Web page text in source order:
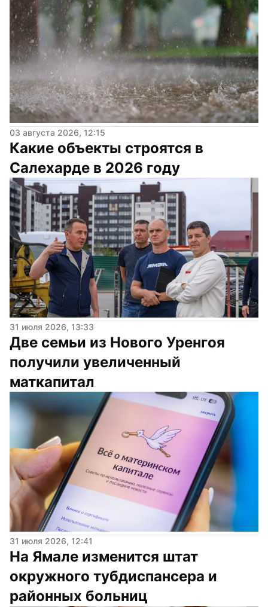
03 августа 2026, 12:15
Какие объекты строятся в
Салехарде в 2026 году
31 июля 2026, 13:33
Две семьи из Нового Уренгоя
получили увеличенный
маткапитал
31 июля 2026, 12:41
На Ямале изменится штат
окружного тубдиспансера и
районных больниц